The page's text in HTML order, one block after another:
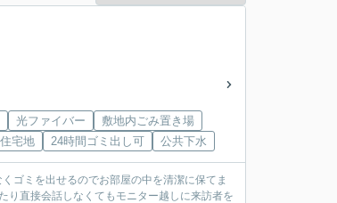
光ファイバー
敷地内ごみ置き場
宅地
24時間ゴミ出し可 公共下水
ゴミを出せるのでお部屋の中を清潔に保てま
り直接会話しなくてもモニター越しに来訪者を